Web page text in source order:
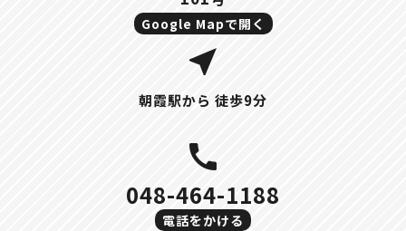
Google Mapで開く
near_me
朝霞駅から 徒歩9分
call
048-464-1188
電話をかける